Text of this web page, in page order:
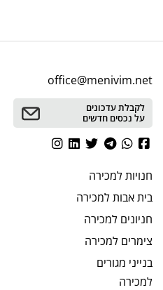
office@menivim.net
לקבלת עדכונים
על נכסים חדשים
חנויותלמכירה
בית אבותלמכירה
חניונים למכירה
צימרים למכירה
בנייני מגורים
למכירה